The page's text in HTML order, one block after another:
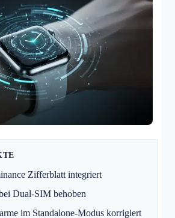
Zifferblatt integriert
Dual-SIM behoben
im Standalone-Modus korrigiert